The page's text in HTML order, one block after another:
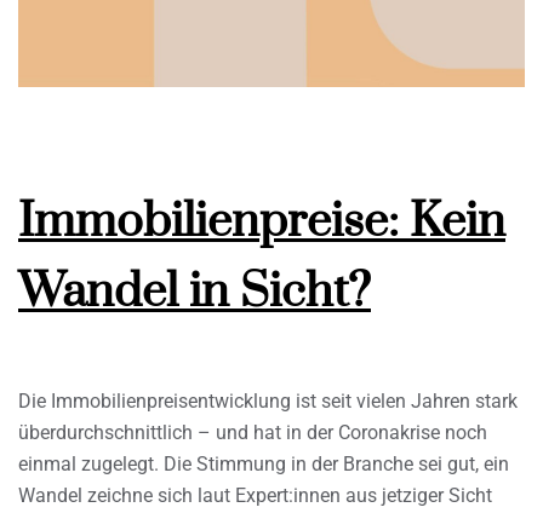
Immobilienpreise: Kein
Wandel in Sicht?
Die Immobilienpreisentwicklung ist seit vielen Jahren stark
überdurchschnittlich – und hat in der Coronakrise noch
einmal zugelegt. Die Stimmung in der Branche sei gut, ein
Wandel zeichne sich laut Expert:innen aus jetziger Sicht